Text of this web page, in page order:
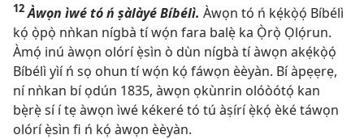
12 Àwọn ìwé tó ń ṣàlàyé Bíbélì. Àwọn tó ń kẹ́kọ̀ọ́ Bíbélì
kọ́ ọ̀pọ̀ nǹkan nígbà tí wọ́n fara balẹ̀ ka Ọ̀rọ̀ Ọlọ́run.
Àmọ́ inú àwọn olórí ẹ̀sìn ò dùn nígbà tí àwọn akẹ́kọ̀ọ́
Bíbélì yìí ń sọ ohun tí wọ́n kọ́ fáwọn èèyàn. Bí àpẹẹrẹ,
ní nǹkan bí ọdún 1835, àwọn ọkùnrin olóòótọ́ kan
bẹ̀rẹ̀ sí í tẹ àwọn ìwé kékeré tó tú àṣírí ẹ̀kọ́ èké táwọn
olórí ẹ̀sìn fi ń kọ́ àwọn èèyàn.